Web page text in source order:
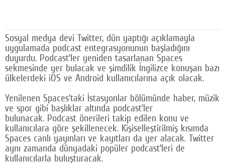
Yazarlar
Künye
SOSYAL MEDYA
Facebook
Twitter
Google Plus
© 2026 TÜM HAKLARI SAKLIDIR
Sosyal medya devi Twitter, dün yaptığı açıklamayla
uygulamada podcast entegrasyonunun başladığını
duyurdu. Podcast’ler yeniden tasarlanan Spaces
sekmesinde yer bulacak ve şimdilik İngilizce konuşan bazı
ülkelerdeki iOS ve Android kullanıcılarına açık olacak.
Yenilenen Spaces’taki İstasyonlar bölümünde haber, müzik
ve spor gibi başlıklar altında podcast’ler
bulunacak. Podcast önerileri takip edilen konu ve
kullanıcılara göre şekillenecek. Kişiselleştirilmiş kısımda
Spaces canlı yayınları ve kayıtları da yer alacak. Twitter
aynı zamanda dünyadaki popüler podcast’leri de
kullanıcılarla buluşturacak.